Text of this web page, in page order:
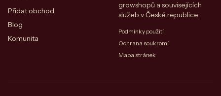
Přidat obchod
Blog
Komunita
growshopů a souvisejících
služeb v České republice.
Podmínky použití
Ochrana soukromí
Mapa stránek